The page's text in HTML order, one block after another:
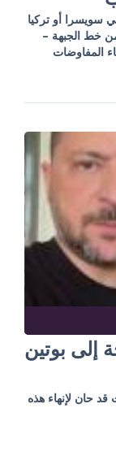
سويسرا أو تركيا
من خط الجبهة –
المفاوضات
إلى بوتين
قد حان لإنهاء هذه